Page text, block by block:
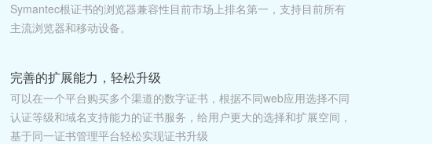
Symantec根证书的浏览器兼容性目前市场上排名第一，支持目前所有
主流浏览器和移动设备。
完善的扩展能力，轻松升级
可以在一个平台购买多个渠道的数字证书，根据不同web应用选择不同
认证等级和域名支持能力的证书服务，给用户更大的选择和扩展空间，
基于同一证书管理平台轻松实现证书升级